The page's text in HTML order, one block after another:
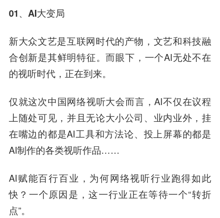
01、AI大变局
新大众文艺是互联网时代的产物，文艺和科技融
合创新是其鲜明特征。而眼下，一个AI无处不在
的视听时代，正在到来。
仅就这次中国网络视听大会而言，AI不仅在议程
上随处可见，并且无论大小公司、业内业外，挂
在嘴边的都是AI工具和方法论、投上屏幕的都是
AI制作的各类视听作品……
AI赋能百行百业，为何网络视听行业跑得如此
快？一个原因是，这一行业正在等待一个“转折
点”。